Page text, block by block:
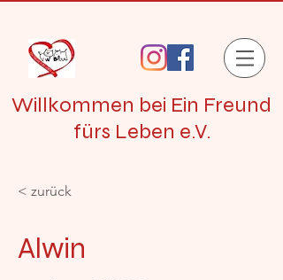
Willkommen bei Ein Freund
fürs Leben e.V.
< zurück
Alwin